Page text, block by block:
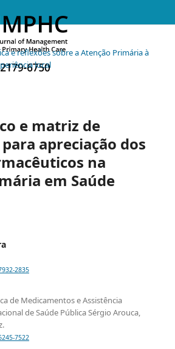
e reflexões sobre a Atenção Primária à
local
e matriz de
apreciação dos
na
em Saúde
2835
de Medicamentos e Assistência
de Saúde Pública Sérgio Arouca,
7522